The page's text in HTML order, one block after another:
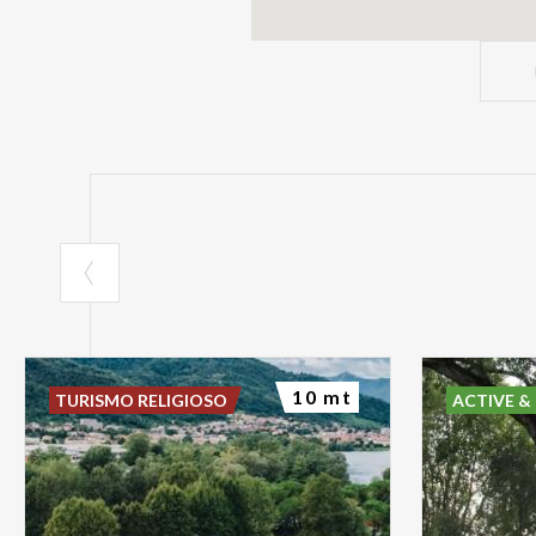
TURISMO RELIGIOSO 10 mt ACTIVE &